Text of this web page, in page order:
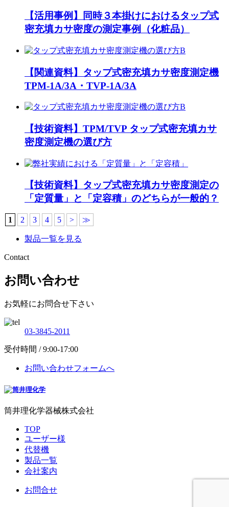
【活用事例】同時３本掛けにおけるタップ式
密充填カサ密度の測定事例（化粧品）
【関連資料】タップ式密充填カサ密度測定機
TPM-1A/3A・TVP-1A/3A
【技術資料】TPM/TVP タップ式密充填カサ
密度測定機の選び方
【技術資料】タップ式密充填カサ密度測定の
「定質量」と「定容積」のどちらが一般的？
1 2 3 4 5 > ≫
製品一覧を見る
Contact
お問い合わせ
お気軽にお問合せ下さい
03-3845-2011
受付時間 / 9:00-17:00
お問い合わせフォームへ
筒井理化学器械株式会社
TOP
ユーザー様
代替機
製品一覧
会社案内
お問合せ